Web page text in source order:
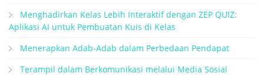
Menghadirkan Kelas Lebih Interaktif dengan ZEP QUIZ:
Aplikasi AI untuk Pembuatan Kuis di Kelas
Menerapkan Adab-Adab dalam Perbedaan Pendapat
Terampil dalam Berkomunikasi melalui Media Sosial